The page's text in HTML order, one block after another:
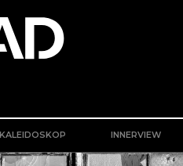
KALEIDOSKOP INNERVIEW